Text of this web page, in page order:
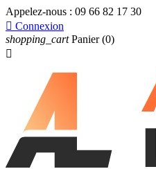
Appelez-nous : 09 66 82 17 30
 Connexion
shopping_cart Panier (0)
